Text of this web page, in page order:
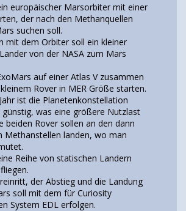
europäischer Marsorbiter mit einer
der nach den Methanquellen
suchen soll.
mit dem Orbiter soll ein kleiner
von der NASA zum Mars
auf einer Atlas V zusammen
Rover in MER Größe starten.
ist die Planetenkonstellation
günstig, was eine größere Nutzlast
beiden Rover sollen an den dann
Methanstellen landen, wo man
Reihe von statischen Landern
der Abstieg und die Landung
soll mit dem für Curiosity
System EDL erfolgen.